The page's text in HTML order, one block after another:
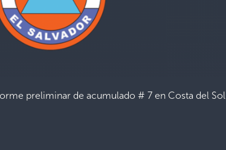
preliminar de acumulado # 7 en Costa del Sol